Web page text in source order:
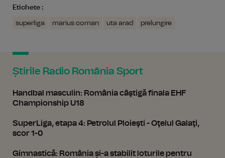
Etichete :
superliga marius coman uta arad prelungire
Știrile Radio România Sport
Handbal masculin: România câştigă finala EHF
Championship U18
SuperLiga, etapa 4: Petrolul Ploieşti - Oţelul Galaţi,
scor 1-0
Gimnastică: România și-a stabilit loturile pentru